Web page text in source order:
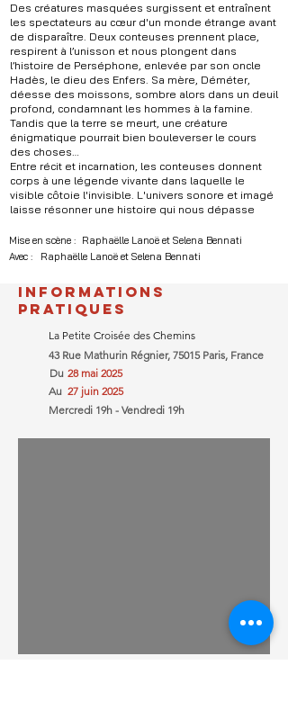
Des créatures masquées surgissent et entraînent
les spectateurs au cœur d'un monde étrange avant
de disparaître. Deux conteuses prennent place,
respirent à l’unisson et nous plongent dans
l’histoire de Perséphone, enlevée par son oncle
Hadès, le dieu des Enfers. Sa mère, Déméter,
déesse des moissons, sombre alors dans un deuil
profond, condamnant les hommes à la famine.
Tandis que la terre se meurt, une créature
énigmatique pourrait bien bouleverser le cours
des choses…
Entre récit et incarnation, les conteuses donnent
corps à une légende vivante dans laquelle le
visible côtoie l'invisible. L'univers sonore et imagé
laisse résonner une histoire qui nous dépasse
Mise en scène : Raphaëlle Lanoë et Selena Bennati
Avec :
Raphaëlle Lanoë et Selena Bennati
.
INFORMATIONS
PRATIQUES
La Petite Croisée des Chemins
43 Rue Mathurin Régnier, 75015 Paris, France
Du
Au
28 mai 2025
27 juin 2025
Mercredi 19h - Vendredi 19h
.